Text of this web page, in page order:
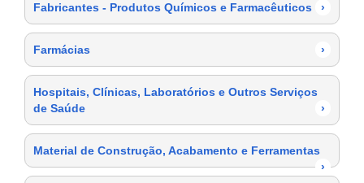
Fabricantes - Produtos Químicos e Farmacêuticos ›
Farmácias ›
Hospitais, Clínicas, Laboratórios e Outros Serviços
de Saúde
›
Material de Construção, Acabamento e Ferramentas
›